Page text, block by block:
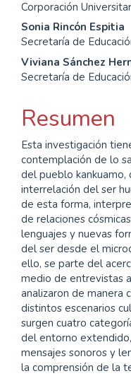
principal
del
artículo
Corporación
Sonia Rincón Espitia
Secretaría de
Viviana Sánchez
Secretaría de
Resumen
Esta investigación
contemplación de lo
del pueblo
interrelación del ser
de esta forma,
de relaciones
lenguajes y nuevas
del ser desde el
ello, se parte del
medio de entrevistas
analizaron de manera
distintos escenarios
surgen cuatro
del entorno
mensajes sonoros y
la comprensión de la